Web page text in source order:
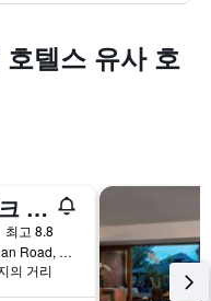
텔스 유사 호
SYN 부티크 호텔
최고 8.8
14/28 Cholprathan Road, 치앙마이, 태국
의 거리